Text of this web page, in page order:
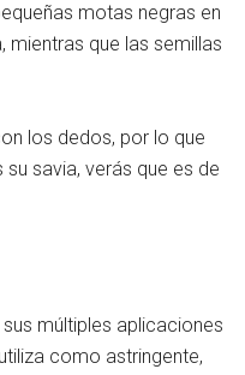
motas negras en
mientras que las semillas
los dedos, por lo que
savia, verás que es de
múltiples aplicaciones
como astringente,